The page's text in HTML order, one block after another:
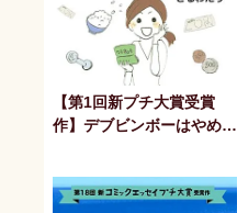
【第1回新プチ大賞受賞
作】デブビンボーはやめま